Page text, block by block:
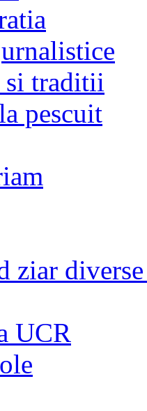
traditii
pescuit
ziar
UCR